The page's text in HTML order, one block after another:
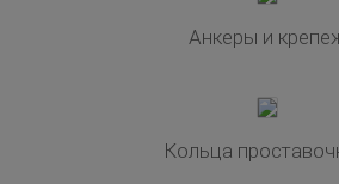
Анкеры и
Кольца